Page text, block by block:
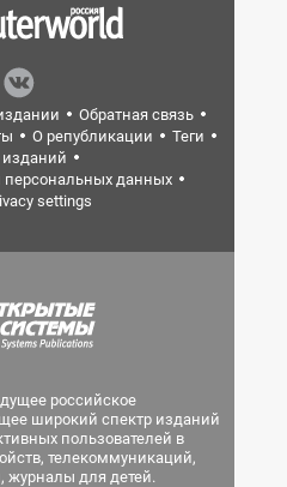
Обратная связь
О републикации
Теги
изданий
персональных данных
settings
российское
широкий спектр изданий
пользователей в
телекоммуникаций,
для детей.